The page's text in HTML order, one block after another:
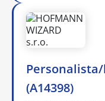
(A14398)